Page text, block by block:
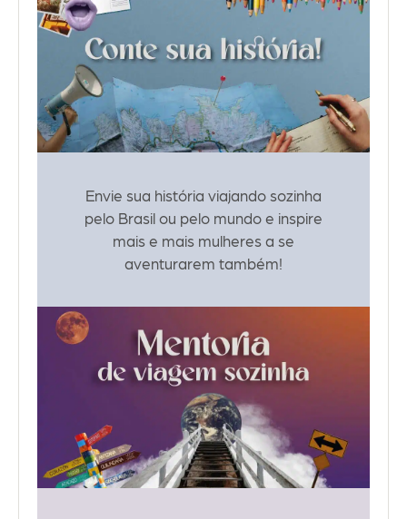
Envie sua história viajando sozinha
pelo Brasil ou pelo mundo e inspire
mais e mais mulheres a se
aventurarem também!